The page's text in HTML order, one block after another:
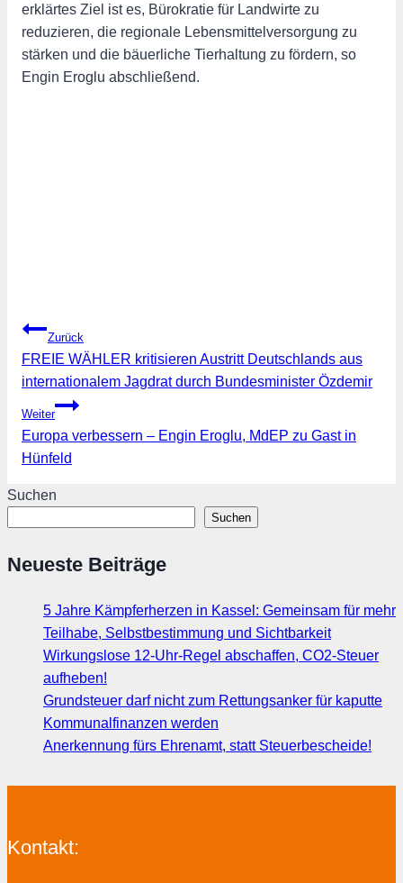
erklärtes Ziel ist es, Bürokratie für Landwirte zu
reduzieren, die regionale Lebensmittelversorgung zu
stärken und die bäuerliche Tierhaltung zu fördern, so
Engin Eroglu abschließend.
Beitragsnavigation
Zurück
FREIE WÄHLER kritisieren Austritt Deutschlands aus
internationalem Jagdrat durch Bundesminister Özdemir
Weiter
Europa verbessern – Engin Eroglu, MdEP zu Gast in
Hünfeld
Suchen
Suchen
Neueste Beiträge
5 Jahre Kämpferherzen in Kassel: Gemeinsam für mehr
Teilhabe, Selbstbestimmung und Sichtbarkeit
Wirkungslose 12-Uhr-Regel abschaffen, CO2-Steuer
aufheben!
Grundsteuer darf nicht zum Rettungsanker für kaputte
Kommunalfinanzen werden
Anerkennung fürs Ehrenamt, statt Steuerbescheide!
Kontakt: